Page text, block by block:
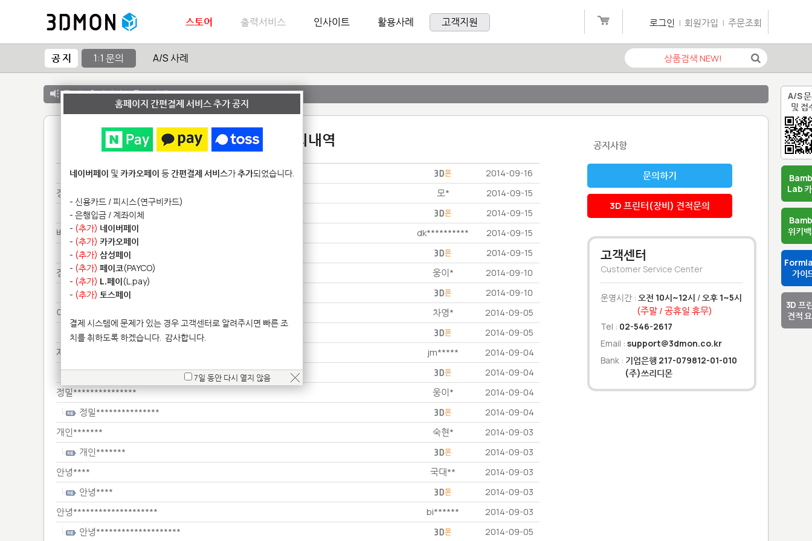
A/S
및 접
Lab
위키
가이
3D 프
견적
스토어 출력서비스 인사이트 활용사례 고객지원 로그인 | 회원가입 | 주문조회
공 지 1:1 문의 A/S 사례
공 지 :출력서비스 종료 안내
1:1 문의내역
국민******************** 2014-09-16
정확************* 모* 2014-09-15
정확************* 2014-09-15
배송* dk********** 2014-09-15
배송* 2014-09-15
정밀******************* 웅이* 2014-09-10
정밀******************* 2014-09-10
이거************* 차영* 2014-09-05
이거************* 2014-09-05
제작*** jm***** 2014-09-04
제작*** 2014-09-04
정밀*************** 웅이* 2014-09-04
정밀*************** 2014-09-04
개인******* 숙현* 2014-09-03
개인******* 2014-09-03
안녕**** 국대** 2014-09-03
안녕**** 2014-09-03
안녕******************** bi****** 2014-09-03
안녕******************** 2014-09-05
공지사항
문의하기
3D 프린터(장비) 견적문의
고객센터
Customer Service Center
운영시간 : 오전 10시~12시 /오후 1~5시
(주말 / 공휴일 휴무)
Tel : 02-546-2617
Email : support@3dmon.co.kr
Bank : 기업은행 217-079812-01-010
(주)쓰리디몬
홈페이지 간편결제 서비스 추가 공지
네이버페이 및 카카오페이 등간편결제 서비스가추가되었습니다.
- 신용카드 / 피시스(연구비카드)
- 은행입금 / 계좌이체
- (추가) 네이버페이
- (추가) 카카오페이
- (추가) 삼성페이
- (추가) 페이코(PAYCO)
- (추가) L.페이(L.pay)
- (추가) 토스페이
결제 시스템에 문제가 있는 경우 고객센터로 알려주시면 빠른 조
치를 취하도록 하겠습니다. 감사합니다.
7일 동안 다시 열지 않음